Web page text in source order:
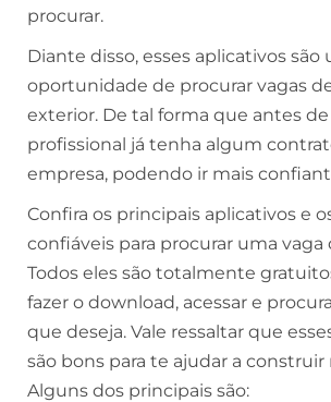
procurar.
Diante disso, esses aplicativos
oportunidade de procurar vagas
exterior. De tal forma que antes de
profissional já tenha algum
empresa, podendo ir mais
Confira os principais aplicativos e
confiáveis para procurar uma
Todos eles são totalmente
fazer o download, acessar e
que deseja. Vale ressaltar que
são bons para te ajudar a
Alguns dos principais são: